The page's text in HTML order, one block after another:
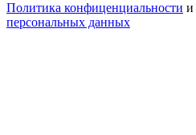
Политика конфиценциальности и
персональных данных